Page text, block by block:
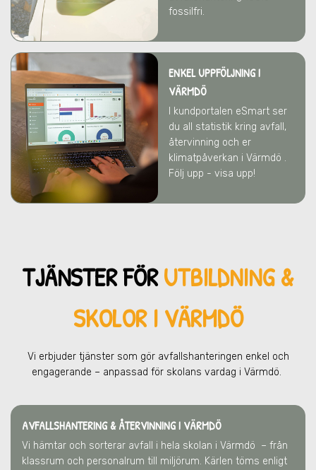
fossilfri.
ENKEL UPPFÖLJNING I
VÄRMDÖ
I kundportalen eSmart ser
du all statistik kring avfall,
återvinning och er
klimatpåverkan i Värmdö .
Följ upp - visa upp!
TJÄNSTER FÖRUTBILDNING &
SKOLOR I VÄRMDÖ
Vi erbjuder tjänster som gör avfallshanteringen enkel och
engagerande – anpassad för skolans vardag i Värmdö.
AVFALLSHANTERING & ÅTERVINNINGI VÄRMDÖ
Vi hämtar och sorterar avfall i hela skolan i Värmdö – från
klassrum och personalrum till miljörum. Kärlen töms enligt